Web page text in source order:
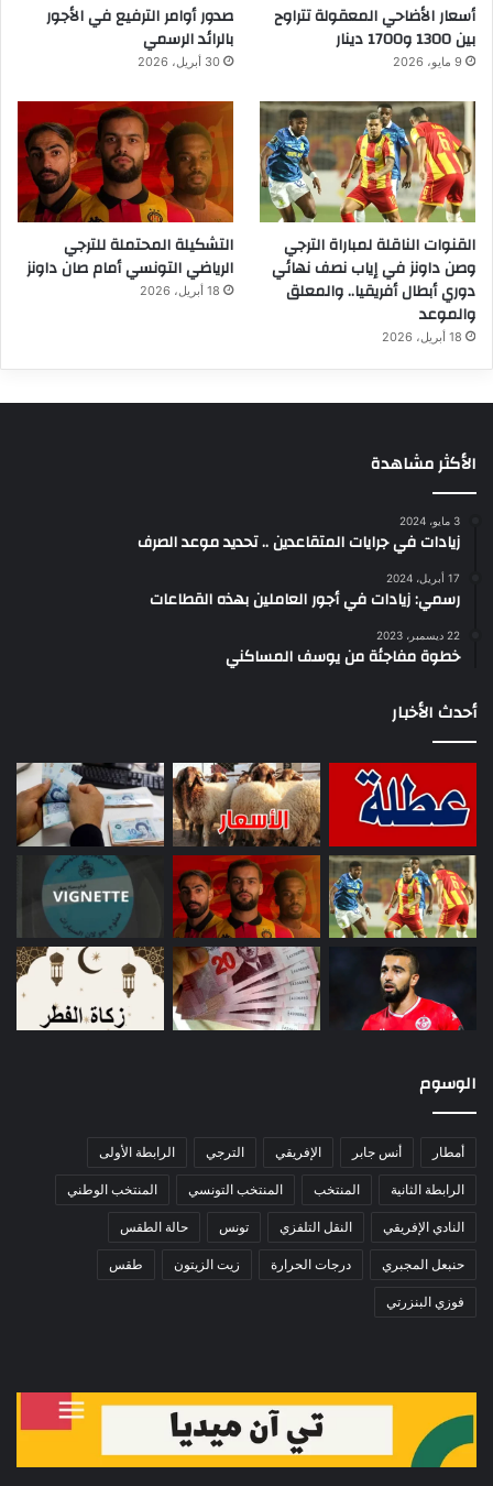
أسعار الأضاحي المعقولة تتراوح
بين 1300 و1700 دينار
9 مايو، 2026
صدور أوامر الترفيع في الأجور
بالرائد الرسمي
30 أبريل، 2026
القنوات الناقلة لمباراة الترجي
وصن داونز في إياب نصف نهائي
دوري أبطال أفريقيا.. والمعلق
والموعد
18 أبريل، 2026
التشكيلة المحتملة للترجي
الرياضي التونسي أمام صان داونز
18 أبريل، 2026
الأكثر مشاهدة
3 مايو، 2024
زيادات في جرايات المتقاعدين .. تحديد موعد الصرف
17 أبريل، 2024
رسمي: زيادات في أجور العاملين بهذه القطاعات
22 ديسمبر، 2023
خطوة مفاجئة من يوسف المساكني
أحدث الأخبار
الوسوم
أمطار أنس جابر الإفريقي الترجي الرابطة الأولى
الرابطة الثانية المنتخب المنتخب التونسي المنتخب الوطني
النادي الإفريقي النقل التلفزي تونس حالة الطقس
حنبعل المجبري درجات الحرارة زيت الزيتون طقس
فوزي البنزرتي